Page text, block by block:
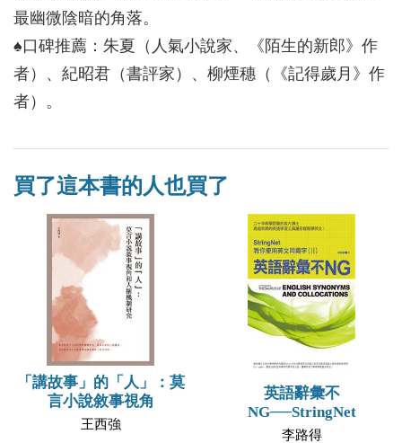
最幽微陰暗的角落。
♠口碑推薦：朱夏（人氣小說家、《陌生的新郎》作
者）、紀昭君（書評家）、柳煙穗（《記得歲月》作
者）。
買了這本書的人也買了
「講故事」的「人」：莫
言小說敘事視角
王西強
英語辭彙不
NG──StringNet
李路得